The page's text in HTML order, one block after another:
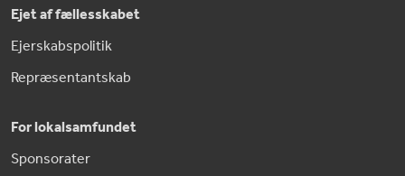
Ejet af fællesskabet
Ejerskabspolitik
Repræsentantskab
For lokalsamfundet
Sponsorater